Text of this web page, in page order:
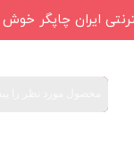
ایران چاپگر